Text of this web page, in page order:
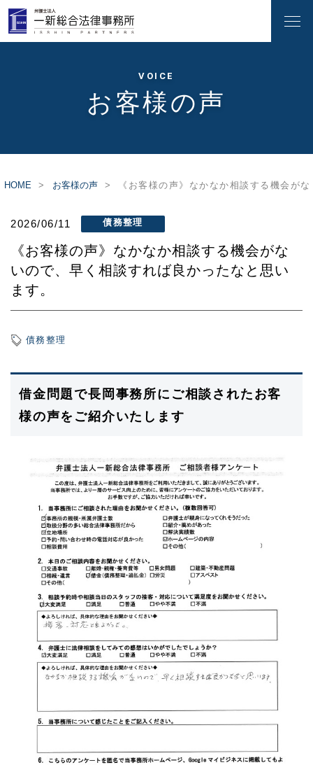
VOICE
お客様の声
HOME お客様の声 《お客様の声》なかなか相談する機会が
2026/06/11 債務整理
《お客様の声》なかなか相談する機会がな
いので、早く相談すれば良かったなと思い
ます。
債務整理
借金問題で長岡事務所にご相談されたお客
様の声をご紹介いたします